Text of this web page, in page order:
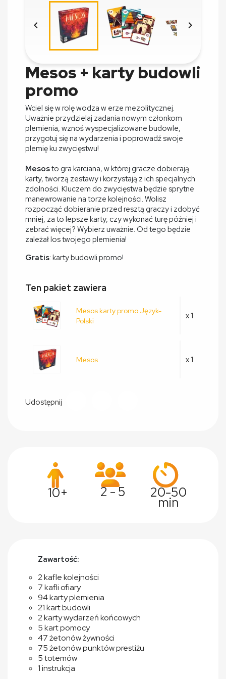
 
Mesos + karty budowli
promo
Wciel się w rolę wodza w erze mezolitycznej.
Uważnie przydzielaj zadania nowym członkom
plemienia, wznoś wyspecjalizowane budowle,
przygotuj się na wydarzenia i poprowadź swoje
plemię ku zwycięstwu!
Mesosto gra karciana, w której gracze dobierają
karty, tworzą zestawy i korzystają z ich specjalnych
zdolności. Kluczem do zwycięstwa będzie sprytne
manewrowanie na torze kolejności. Wolisz
rozpocząć dobieranie przed resztą graczy i zdobyć
mniej, za to lepsze karty, czy wykonać turę później i
zebrać więcej? Wybierz uważnie. Od tego będzie
zależał los twojego plemienia!
Gratis: karty budowli promo!
Ten pakiet zawiera
Mesos karty promo Język-
Polski
x 1
Mesos x 1
Udostępnij
10+ 2 - 5 20-50
min
Zawartość:
2 kafle kolejności
7 kafli ofiary
94 karty plemienia
21 kart budowli
2 karty wydarzeń końcowych
5 kart pomocy
47 żetonów żywności
75 żetonów punktów prestiżu
5 totemów
1 instrukcja